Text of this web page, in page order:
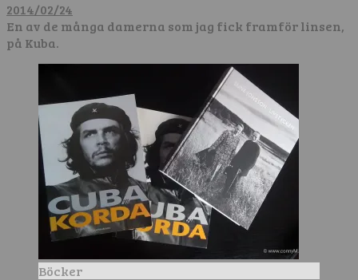
2014/02/24
En av de många damerna som jag fick framför linsen,
på Kuba.
Böcker